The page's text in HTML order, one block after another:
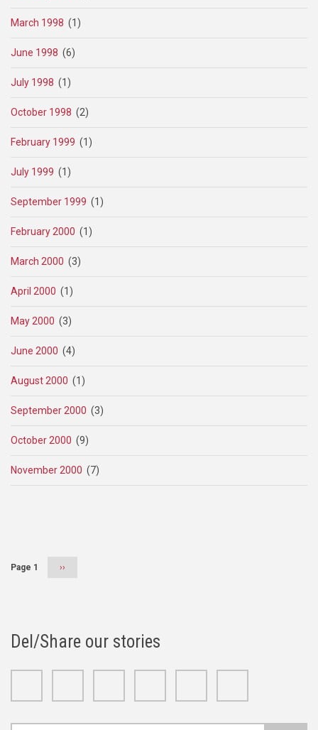
March 1998 (1)
June 1998 (6)
July 1998 (1)
October 1998 (2)
February 1999 (1)
July 1999 (1)
September 1999 (1)
February 2000 (1)
March 2000 (3)
April 2000 (1)
May 2000 (3)
June 2000 (4)
August 2000 (1)
September 2000 (3)
October 2000 (9)
November 2000 (7)
Page 1
Next
››
Del/Share our stories